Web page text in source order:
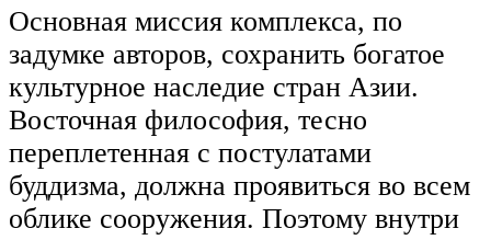
Основная миссия комплекса, по
задумке авторов, сохранить богатое
культурное наследие стран Азии.
Восточная философия, тесно
переплетенная с постулатами
буддизма, должна проявиться во всем
облике сооружения. Поэтому внутри